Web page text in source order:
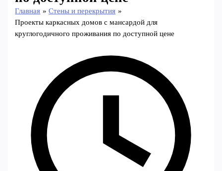
Главная
Стены и перекрытия
Проекты каркасных домов с мансардой для
круглогодичного проживания по доступной цене